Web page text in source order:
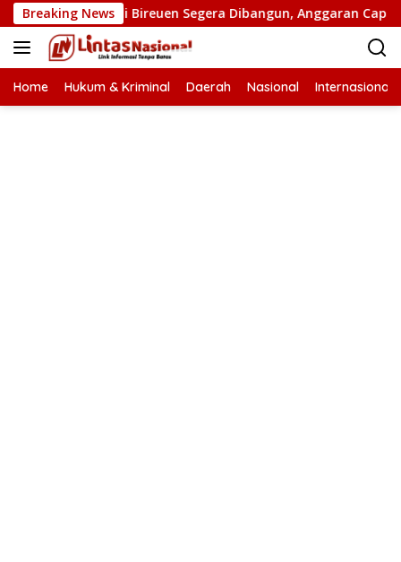
Langsung
ke
konten
Breaking News
Putus di Bireuen Segera Dibangun, Anggaran Capai 500 M
Home Hukum & Kriminal Daerah Nasional Internasional